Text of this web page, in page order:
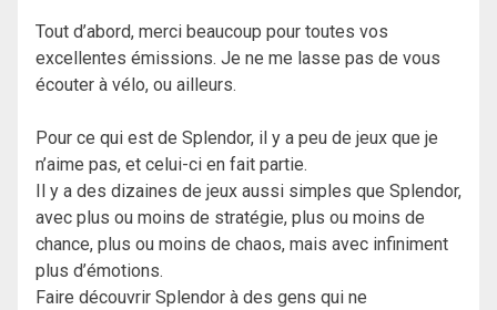
Tout d’abord, merci beaucoup pour toutes vos
excellentes émissions. Je ne me lasse pas de vous
écouter à vélo, ou ailleurs.
Pour ce qui est de Splendor, il y a peu de jeux que je
n’aime pas, et celui-ci en fait partie.
Il y a des dizaines de jeux aussi simples que Splendor,
avec plus ou moins de stratégie, plus ou moins de
chance, plus ou moins de chaos, mais avec infiniment
plus d’émotions.
Faire découvrir Splendor à des gens qui ne